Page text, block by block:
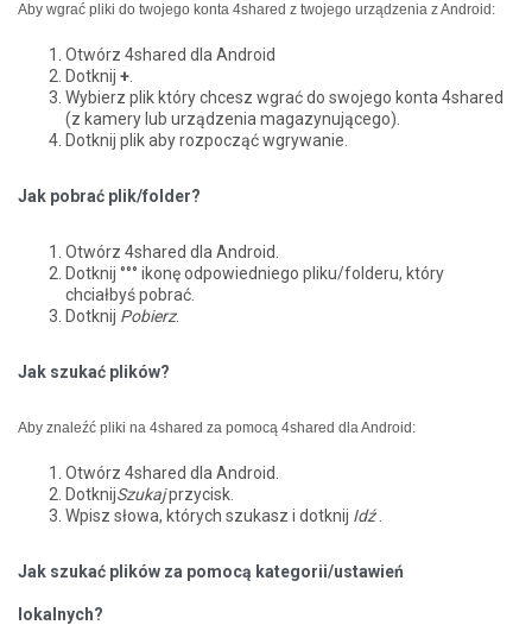
Aby wgrać pliki do twojego konta 4shared z twojego urządzenia z Android:
Otwórz 4shared dla Android
Dotknij +
Wybierz plik który chcesz wgrać do swojego konta 4shared
(z kamery lub urządzenia magazynującego).
Dotknij plik aby rozpocząć wgrywanie.
Jak pobrać plik/folder?
Otwórz 4shared dla Android.
Dotknij °°° ikonę odpowiedniego pliku/folderu, który
chciałbyś pobrać.
Dotknij Pobierz.
Jak szukać plików?
Aby znaleźć pliki na 4shared za pomocą 4shared dla Android:
Otwórz 4shared dla Android.
DotknijSzukajprzycisk.
Wpisz słowa, których szukasz i dotknij Idź
Jak szukać plików za pomocą kategorii/ustawień
lokalnych?